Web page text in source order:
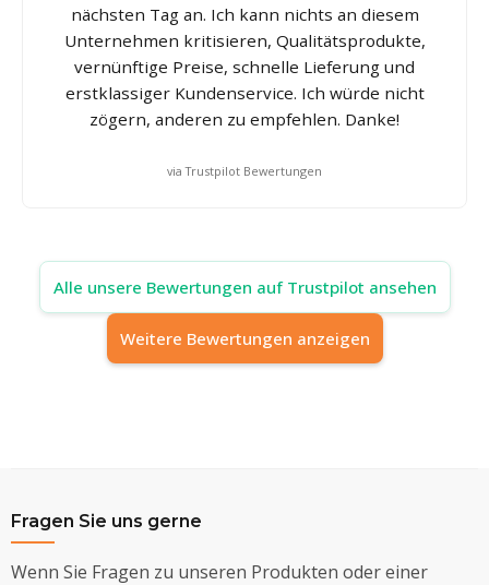
nächsten Tag an. Ich kann nichts an diesem
Unternehmen kritisieren, Qualitätsprodukte,
vernünftige Preise, schnelle Lieferung und
erstklassiger Kundenservice. Ich würde nicht
zögern, anderen zu empfehlen. Danke!
via Trustpilot Bewertungen
Alle unsere Bewertungen auf Trustpilot ansehen
Weitere Bewertungen anzeigen
Fragen Sie uns gerne
Wenn Sie Fragen zu unseren Produkten oder einer